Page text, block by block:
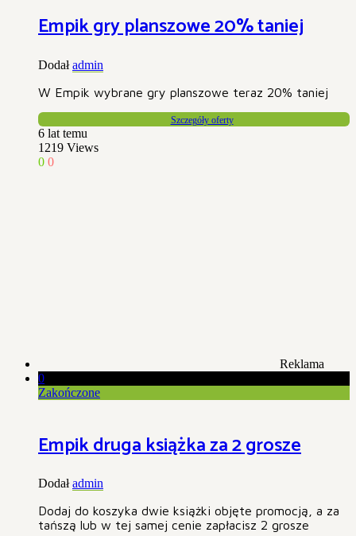
Empik gry planszowe 20% taniej
Dodaładmin
W Empik wybrane gry planszowe teraz 20% taniej
Szczegóły oferty
6 lat temu
1219 Views
0 0
Reklama
0
Zakończone
Empik druga książka za 2 grosze
Dodaładmin
Dodaj do koszyka dwie książki objęte promocją, a za
tańszą lub w tej samej cenie zapłacisz 2 grosze